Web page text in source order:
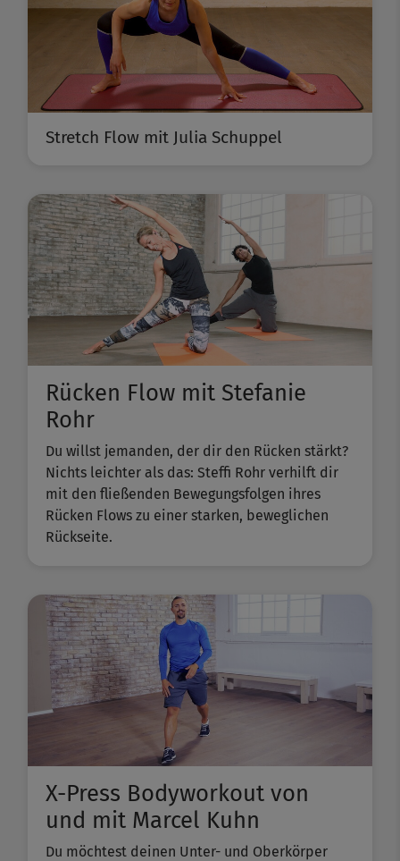
Stretch Flow mit Julia Schuppel
Rücken Flow mit Stefanie
Rohr
Du willst jemanden, der dir den Rücken stärkt?
Nichts leichter als das: Steffi Rohr verhilft dir
mit den fließenden Bewegungsfolgen ihres
Rücken Flows zu einer starken, beweglichen
Rückseite.
X-Press Bodyworkout von
und mit Marcel Kuhn
Du möchtest deinen Unter- und Oberkörper